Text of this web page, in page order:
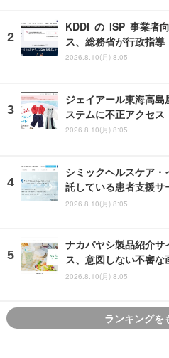
KDDI の ISP 事業者
ス、総務省が行政指導
2026.8.10(月) 8:05
ジェイアール東海高島
ステムに不正アクセス
2026.8.10(月) 8:05
シミックヘルスケア
託している患者支援サ
2026.8.10(月) 8:05
ナカバヤシ製品紹介サ
ス、意図しない不審
2026.8.10(月) 8:05
ランキングを